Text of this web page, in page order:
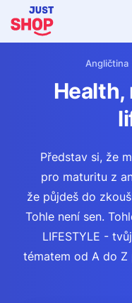
Angličtina
Health,
Představ si, že
pro maturitu z
že půjdeš do
Tohle není sen.
LIFESTYLE -
tématem od A do